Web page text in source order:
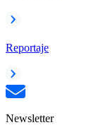
Reportaje
Newsletter